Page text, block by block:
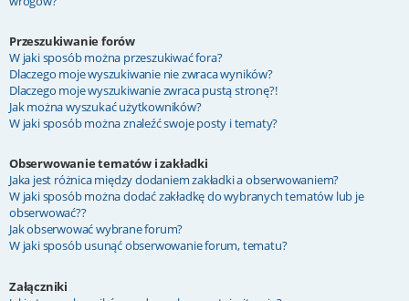
Przeszukiwanie forów
W jaki sposób można przeszukiwać fora?
Dlaczego moje wyszukiwanie nie zwraca wyników?
Dlaczego moje wyszukiwanie zwraca pustą stronę?!
Jak można wyszukać użytkowników?
W jaki sposób można znaleźć swoje posty i tematy?
Obserwowanie tematów i zakładki
Jaka jest różnica między dodaniem zakładki a obserwowaniem?
W jaki sposób można dodać zakładkę do wybranych tematów lub je
obserwować??
Jak obserwować wybrane forum?
W jaki sposób usunąć obserwowanie forum, tematu?
Załączniki